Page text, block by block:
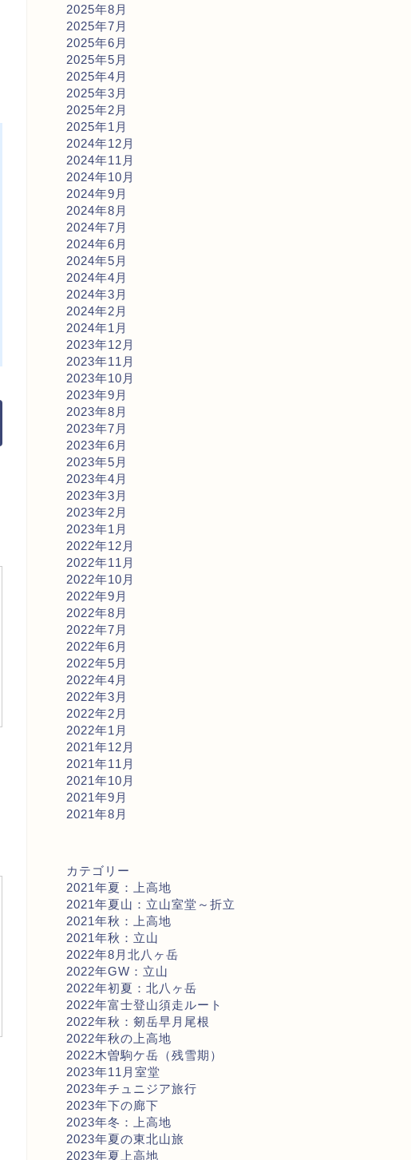
2025年8月
2025年7月
2025年6月
2025年5月
2025年4月
2025年3月
2025年2月
2025年1月
2024年12月
2024年11月
2024年10月
2024年9月
2024年8月
2024年7月
2024年6月
2024年5月
2024年4月
2024年3月
2024年2月
2024年1月
2023年12月
2023年11月
2023年10月
2023年9月
2023年8月
2023年7月
2023年6月
2023年5月
2023年4月
2023年3月
2023年2月
2023年1月
2022年12月
2022年11月
2022年10月
2022年9月
2022年8月
2022年7月
2022年6月
2022年5月
2022年4月
2022年3月
2022年2月
2022年1月
2021年12月
2021年11月
2021年10月
2021年9月
2021年8月
カテゴリー
2021年夏：上高地
2021年夏山：立山室堂～折立
2021年秋：上高地
2021年秋：立山
2022年8月北八ヶ岳
2022年GW：立山
2022年初夏：北八ヶ岳
2022年富士登山須走ルート
2022年秋：剱岳早月尾根
2022年秋の上高地
2022木曽駒ケ岳（残雪期）
2023年11月室堂
2023年チュニジア旅行
2023年下の廊下
2023年冬：上高地
2023年夏の東北山旅
2023年夏上高地